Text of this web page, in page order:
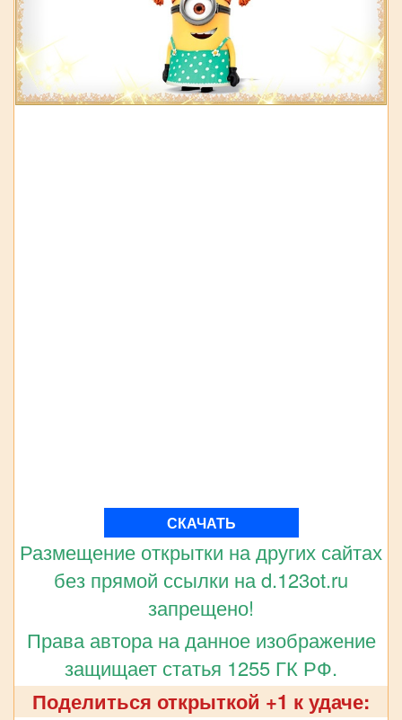
СКАЧАТЬ
Размещение открытки на других сайтах
без прямой ссылки на d.123ot.ru
запрещено!
Права автора на данное изображение
защищает статья 1255 ГК РФ.
Поделиться открыткой +1 к удаче: